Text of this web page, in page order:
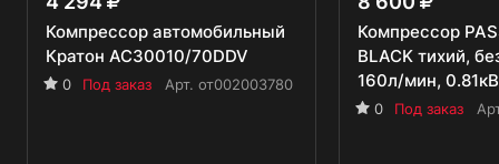
Компрессор автомобильный
Кратон AC30010/70DDV
0 Под заказ Арт. от002003780
Компрессор
BLACK тихий,
160л/мин,
0 Под заказ